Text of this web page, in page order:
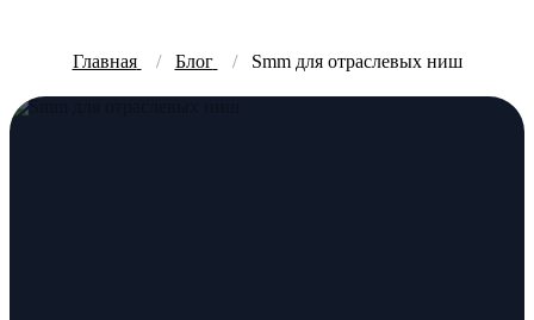
Главная Блог Smm для отраслевых ниш